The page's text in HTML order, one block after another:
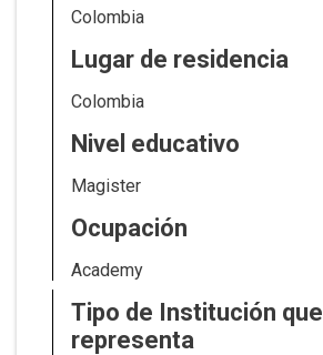
Colombia
Lugar de residencia
Colombia
Nivel educativo
Magister
Ocupación
Academy
Tipo de Institución que
representa